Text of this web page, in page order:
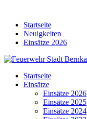
contentStartseite
Neuigkeiten
Einsätze 2026
Startseite
Einsätze
Einsätze 2026
Einsätze 2025
Einsätze 2024